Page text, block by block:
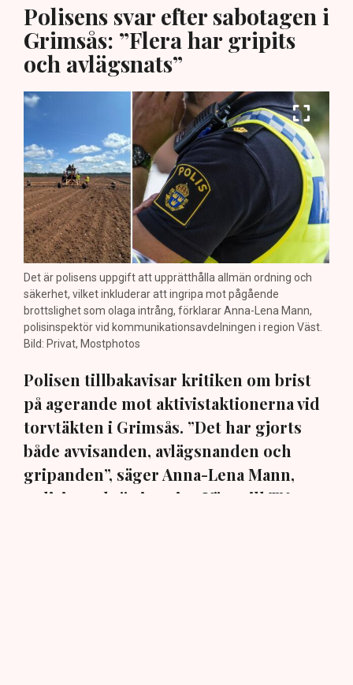
Polisens svar efter sabotagen i
Grimsås: ”Flera har gripits
och avlägsnats”
Det är polisens uppgift att upprätthålla allmän ordning och
säkerhet, vilket inkluderar att ingripa mot pågående
brottslighet som olaga intrång, förklarar Anna-Lena Mann,
polisinspektör vid kommunikationsavdelningen i region Väst.
Bild: Privat, Mostphotos
Polisen tillbakavisar kritiken om brist
på agerande mot aktivistaktionerna vid
torvtäkten i Grimsås. ”Det har gjorts
både avvisanden, avlägsnanden och
gripanden”, säger Anna-Lena Mann,
polisinspektör i region Väst, till TN.